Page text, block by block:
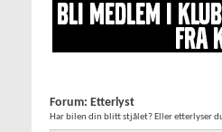
Forum: Etterlyst
Har bilen din blitt stjålet? Eller etterlyser